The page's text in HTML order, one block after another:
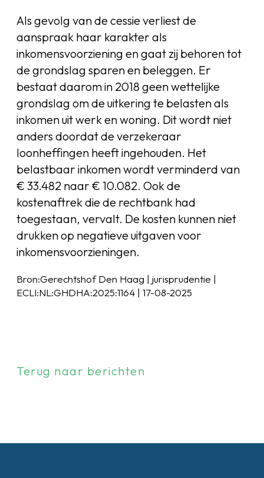
Als gevolg van de cessie verliest de
aanspraak haar karakter als
inkomensvoorziening en gaat zij behoren tot
de grondslag sparen en beleggen. Er
bestaat daarom in 2018 geen wettelijke
grondslag om de uitkering te belasten als
inkomen uit werk en woning. Dit wordt niet
anders doordat de verzekeraar
loonheffingen heeft ingehouden. Het
belastbaar inkomen wordt verminderd van
€ 33.482 naar € 10.082. Ook de
kostenaftrek die de rechtbank had
toegestaan, vervalt. De kosten kunnen niet
drukken op negatieve uitgaven voor
inkomensvoorzieningen.
Bron:Gerechtshof Den Haag | jurisprudentie |
ECLI:NL:GHDHA:2025:1164 | 17-08-2025
Terug naar berichten